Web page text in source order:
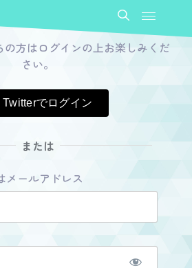
の方はログインの上お楽しみくだ
さい。
Twitterでログイン
または
メールアドレス